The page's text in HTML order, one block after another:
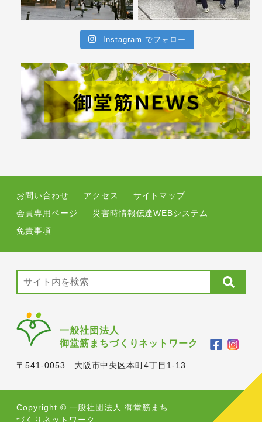
Instagram でフォロー
お問い合わせ アクセス
サイトマップ
会員専用ページ
災害時情報伝達WEBシステム
免責事項
一般社団法人
御堂筋まちづくりネットワーク
〒541-0053 大阪市中央区本町4丁目1-13
Copyright © 一般社団法人 御堂筋まち
づくりネットワーク